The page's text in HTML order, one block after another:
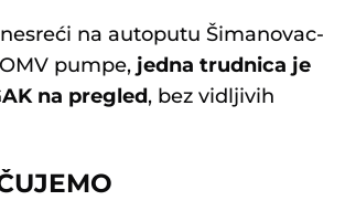
na autoputu Šimanovac-
pumpe, jedna trudnica je
na pregled, bez vidljivih